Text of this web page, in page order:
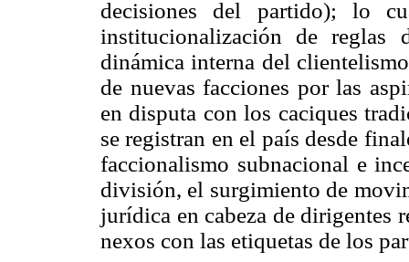
decisiones del partido); lo
institucionalización de
dinámica interna del
de nuevas facciones por las
en disputa con los caciques
se registran en el país desde
faccionalismo subnacional e
división, el surgimiento de
jurídica en cabeza de dirigentes
nexos con las etiquetas de los